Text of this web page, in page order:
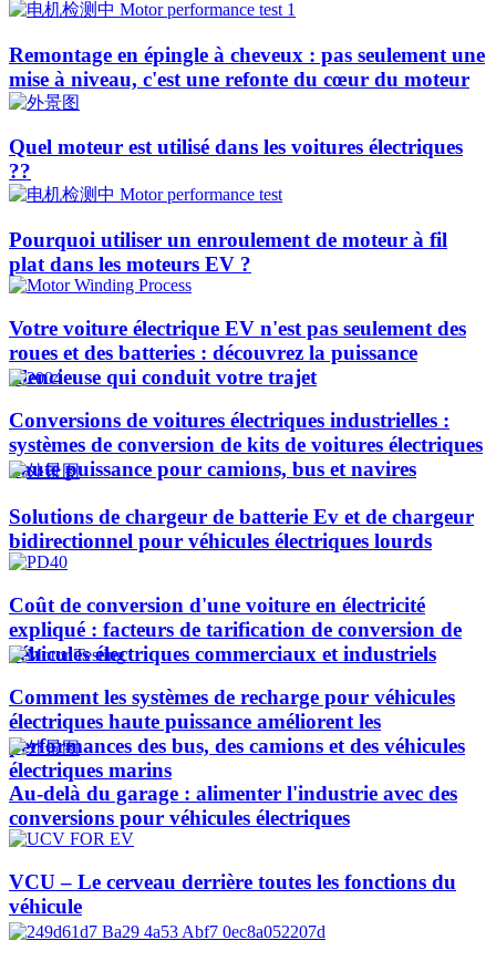
Remontage en épingle à cheveux : pas seulement une
mise à niveau, c'est une refonte du cœur du moteur
Quel moteur est utilisé dans les voitures électriques
??​​
Pourquoi utiliser un enroulement de moteur à fil
plat dans les moteurs EV ?
Votre voiture électrique EV n'est pas seulement des
roues et des batteries : découvrez la puissance
silencieuse qui conduit votre trajet
Conversions de voitures électriques industrielles :
systèmes de conversion de kits de voitures électriques
haute puissance pour camions, bus et navires
Solutions de chargeur de batterie Ev et de chargeur
bidirectionnel pour véhicules électriques lourds
Coût de conversion d'une voiture en électricité
expliqué : facteurs de tarification de conversion de
véhicules électriques commerciaux et industriels
Comment les systèmes de recharge pour véhicules
électriques haute puissance améliorent les
performances des bus, des camions et des véhicules
électriques marins
Au-delà du garage : alimenter l'industrie avec des
conversions pour véhicules électriques
VCU – Le cerveau derrière toutes les fonctions du
véhicule